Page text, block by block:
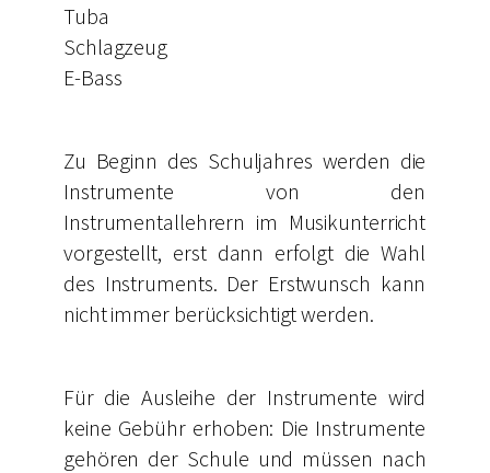
Tuba
Schlagzeug
E-Bass
Zu Beginn des Schuljahres werden die
Instrumente von den
Instrumentallehrern im Musikunterricht
vorgestellt, erst dann erfolgt die Wahl
des Instruments. Der Erstwunsch kann
nicht immer berücksichtigt werden.
Für die Ausleihe der Instrumente wird
keine Gebühr erhoben: Die Instrumente
gehören der Schule und müssen nach